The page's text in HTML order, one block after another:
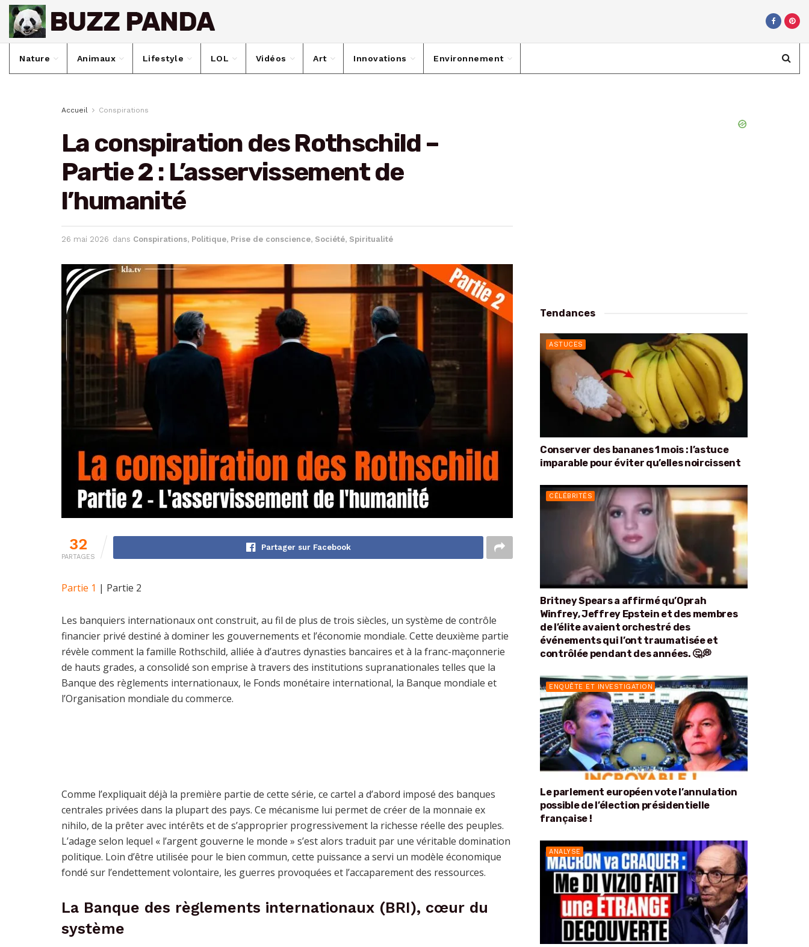
Nature Animaux Lifestyle LOL Vidéos Art Innovations Environnement
Accueil Conspirations
La conspiration des Rothschild –
Partie 2 : L’asservissement de
l’humanité
26 mai 2026 dans Conspirations, Politique, Prise de conscience, Société, Spiritualité
32
PARTAGES
Partager sur Facebook
Partie 1 | Partie 2
Les banquiers internationaux ont construit, au fil de plus de trois siècles, un système de contrôle
financier privé destiné à dominer les gouvernements et l’économie mondiale. Cette deuxième partie
révèle comment la famille Rothschild, alliée à d’autres dynasties bancaires et à la franc-maçonnerie
de hauts grades, a consolidé son emprise à travers des institutions supranationales telles que la
Banque des règlements internationaux, le Fonds monétaire international, la Banque mondiale et
l’Organisation mondiale du commerce.
Comme l’expliquait déjà la première partie de cette série, ce cartel a d’abord imposé des banques
centrales privées dans la plupart des pays. Ce mécanisme lui permet de créer de la monnaie ex
nihilo, de la prêter avec intérêts et de s’approprier progressivement la richesse réelle des peuples.
L’adage selon lequel « l’argent gouverne le monde » s’est alors traduit par une véritable domination
politique. Loin d’être utilisée pour le bien commun, cette puissance a servi un modèle économique
fondé sur l’endettement volontaire, les guerres provoquées et l’accaparement des ressources.
La Banque des règlements internationaux (BRI), cœur du
système
Tendances
ASTUCES
Conserver des bananes 1 mois : l’astuce
imparable pour éviter qu’elles noircissent
CÉLÉBRITÉS
Britney Spears a affirmé qu’Oprah
Winfrey, Jeffrey Epstein et des membres
de l’élite avaient orchestré des
événements qui l’ont traumatisée et
contrôlée pendant des années. 🤔💭
ENQUÊTE ET INVESTIGATION
Le parlement européen vote l’annulation
possible de l’élection présidentielle
française !
ANALYSE